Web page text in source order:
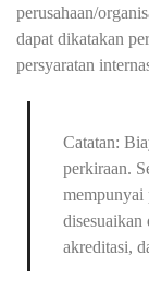
perusahaan/
dapat dikatakan
persyaratan
Catatan:
perkiraan.
mempunyai
disesuaikan
akreditasi,